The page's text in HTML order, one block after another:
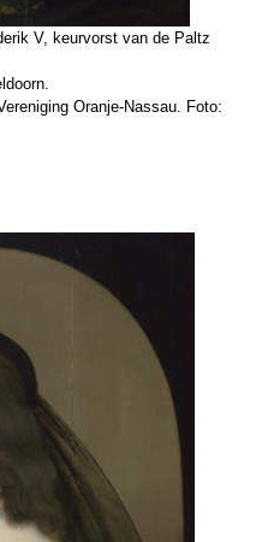
V, keurvorst van de Paltz
Oranje-Nassau. Foto: